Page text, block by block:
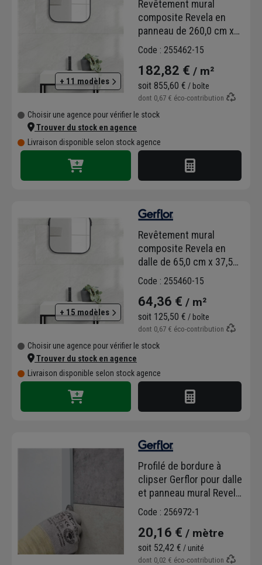
+ 11 modèles
Revêtement mural
composite Revela en
panneau de 260,0 cm x
90,0 cm - ép. 5,00 mm -
Code : 255462-15
182,82 € / m²
soit 855,60 € / boîte
dont 0,67 € éco-contribution
Choisir une agence pour vérifier le stock
Trouver du stock en agence
Livraison disponible selon stock agence
+ 15 modèles
Revêtement mural
composite Revela en
dalle de 65,0 cm x 37,5
cm - ép. 5,00 mm - Derby
Code : 255460-15
64,36 € / m²
soit 125,50 € / boîte
dont 0,67 € éco-contribution
Choisir une agence pour vérifier le stock
Trouver du stock en agence
Livraison disponible selon stock agence
Profilé de bordure à
clipser Gerflor pour dalle
et panneau mural Revela
- alu - 15,0 MM x 6,3 MM -
long. 2,60 M
Code : 256972-1
20,16 € / mètre
soit 52,42 € / unité
dont 0,02 € éco-contribution